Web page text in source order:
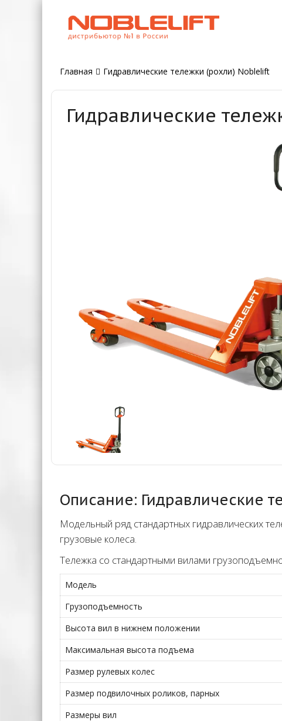
Главная Гидравлические тележки (рохли) Noblelift
Гидравлические
Описание: Гидравлические
Модельный ряд стандартных гидравлических
грузовые колеса.
Тележка со стандартными вилами
Модель
Грузоподъемность
Высота вил в нижнем положении
Максимальная высота подъема
Размер рулевых колес
Размер подвилочных роликов, парных
Размеры вил